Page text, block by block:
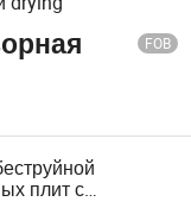
FOB
плит с